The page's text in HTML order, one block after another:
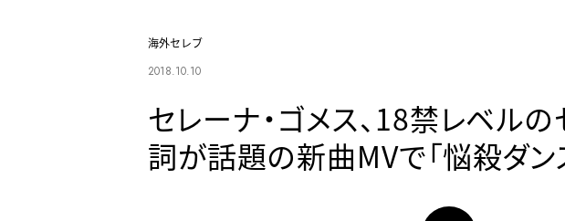
海外セレブ
2018.10.10
セレーナ・ゴメス、18禁レベル
詞が話題の新曲MVで「悩殺ダン